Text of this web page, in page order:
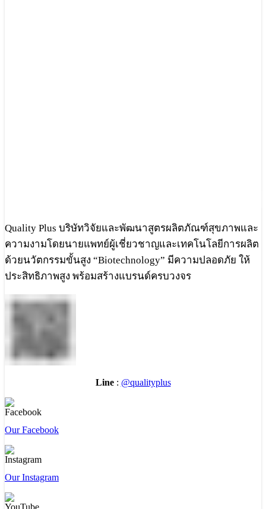
Quality Plus บริษัทวิจัยและพัฒนาสูตรผลิตภัณฑ์สุขภาพและ
ความงามโดยนายแพทย์ผู้เชี่ยวชาญและเทคโนโลยีการผลิต
ด้วยนวัตกรรมขั้นสูง “Biotechnology” มีความปลอดภัย ให้
ประสิทธิภาพสูง พร้อมสร้างแบรนด์ครบวงจร
Line: @qualityplus
Our Facebook
Our Instagram